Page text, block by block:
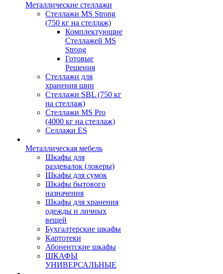
Металлические стеллажи
Стеллажи MS Strong
(750 кг на стеллаж)
Комплектующие
Стеллажей MS
Strong
Готовые
Решения
Стеллажи для
хранения шин
Стеллажи SBL (750 кг
на стеллаж)
Стеллажи MS Pro
(4000 кг на стеллаж)
Селлажи ES
Металлическая мебель
Шкафы для
раздевалок (локеры)
Шкафы для сумок
Шкафы бытового
назначения
Шкафы для хранения
одежды и личных
вещей
Бухгалтерские шкафы
Картотеки
Абонентские шкафы
ШКАФЫ
УНИВЕРСАЛЬНЫЕ